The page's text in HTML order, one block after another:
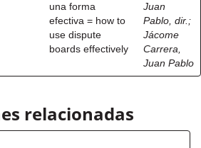
una forma
efectiva = how to
use dispute
boards effectively
Juan
Pablo, dir. ;
Jácome
Carrera,
Juan Pablo
relacionadas